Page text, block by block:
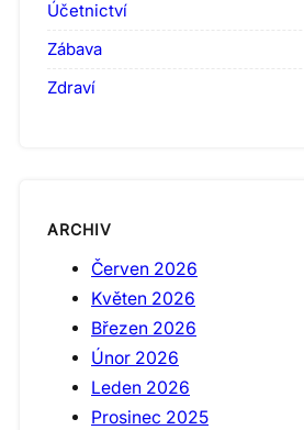
Účetnictví
Zábava
Zdraví
ARCHIV
Červen 2026
Květen 2026
Březen 2026
Únor 2026
Leden 2026
Prosinec 2025